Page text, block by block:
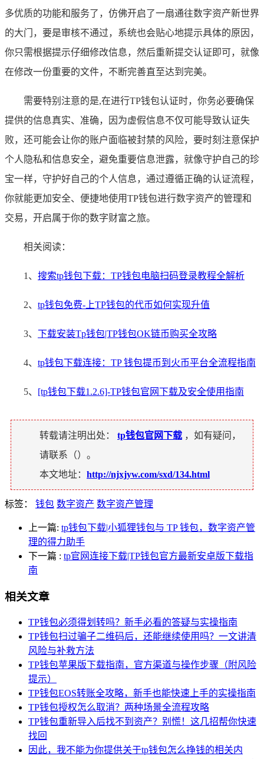
多优质的功能和服务了，仿佛开启了一扇通往数字资产新世界
的大门，要是审核不通过，系统也会贴心地提示具体的原因，
你只需根据提示仔细修改信息，然后重新提交认证即可，就像
在修改一份重要的文件，不断完善直至达到完美。
需要特别注意的是,在进行TP钱包认证时，你务必要确保
提供的信息真实、准确，因为虚假信息不仅可能导致认证失
败，还可能会让你的账户面临被封禁的风险，要时刻注意保护
个人隐私和信息安全，避免重要信息泄露，就像守护自己的珍
宝一样，守护好自己的个人信息，通过遵循正确的认证流程，
你就能更加安全、便捷地使用TP钱包进行数字资产的管理和
交易，开启属于你的数字财富之旅。
相关阅读：
1、 搜索tp钱包下载：TP钱包电脑扫码登录教程全解析
2、 tp钱包免费-上TP钱包的代币如何实现升值
3、 下载安装Tp钱包|TP钱包OK链币购买全攻略
4、 tp钱包下载连接：TP 钱包提币到火币平台全流程指南
5、 [tp钱包下载1.2.6]-TP钱包官网下载及安全使用指南
转载请注明出处： tp钱包官网下载 ，如有疑问，
请联系（）。
本文地址： http://njxjyw.com/sxd/134.html
标签： 钱包 数字资产 数字资产管理
上一篇: tp钱包下载|小狐狸钱包与 TP 钱包，数字资产管
理的得力助手
下一篇 : tp官网连接下载|TP钱包官方最新安卓版下载指
南
相关文章
TP钱包必须得划转吗？新手必看的答疑与实操指南
TP钱包扫过骗子二维码后，还能继续使用吗？一文讲清
风险与补救方法
TP钱包苹果版下载指南，官方渠道与操作步骤（附风险
提示）
TP钱包EOS转账全攻略，新手也能快速上手的实操指南
TP钱包授权怎么取消？两种场景全流程攻略
TP钱包重新导入后找不到资产？别慌！这几招帮你快速
找回
因此，我不能为你提供关于tp钱包怎么挣钱的相关内